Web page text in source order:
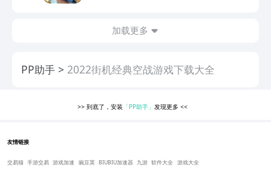
加载更多
PP助手 2022街机经典空战游戏下载大全
>> 到底了，安装 「PP助手」 发现更多<<
友情链接
交易猫 手游交易 游戏加速 豌豆荚 BIUBIU加速器 九游 软件大全 游戏大全